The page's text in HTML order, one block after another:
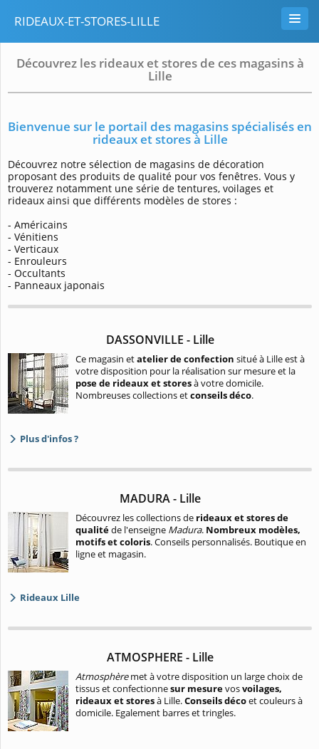
RIDEAUX-ET-STORES-LILLE
Découvrez les rideaux et stores de ces magasins à
Lille
Bienvenue sur le portail des magasins spécialisés en
rideaux et stores à Lille
Découvrez notre sélection de magasins de décoration
proposant des produits de qualité pour vos fenêtres. Vous y
trouverez notamment une série de tentures, voilages et
rideaux ainsi que différents modèles de stores :
- Américains
- Vénitiens
- Verticaux
- Enrouleurs
- Occultants
- Panneaux japonais
DASSONVILLE - Lille
Ce magasin etatelier de confection situé à Lille est à
votre disposition pour la réalisation sur mesure et la
pose de rideaux et storesà votre domicile.
Nombreuses collections etconseils déco.
Plus d'infos ?
MADURA - Lille
Découvrez les collections de rideaux et stores de
qualitéde l'enseigne Madura. Nombreux modèles,
motifs et coloris. Conseils personnalisés. Boutique en
ligne et magasin.
Rideaux Lille
ATMOSPHERE - Lille
Atmosphèremet à votre disposition un large choix de
tissus et confectionnesur mesurevosvoilages,
rideaux et storesà Lille.Conseils décoet couleurs à
domicile. Egalement barres et tringles.